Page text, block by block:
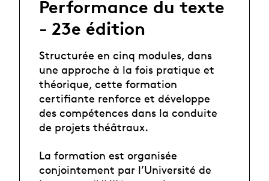
Performance du texte
- 23e édition
Structurée en cinq modules, dans
une approche à la fois pratique et
théorique, cette formation
certifiante renforce et développe
des compétences dans la conduite
de projets théâtraux.
La formation est organisée
conjointement par l’Université de